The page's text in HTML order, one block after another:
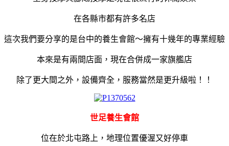
在各縣市都有許多名店
這次我們要分享的是台中的養生會館～擁有十幾年的專業經驗
本來是有兩間店面，現在合併成一家旗艦店
除了更大間之外，設備齊全，服務當然是更升級啦！！
世足養生會館
位在於北屯路上，地理位置優渥又好停車